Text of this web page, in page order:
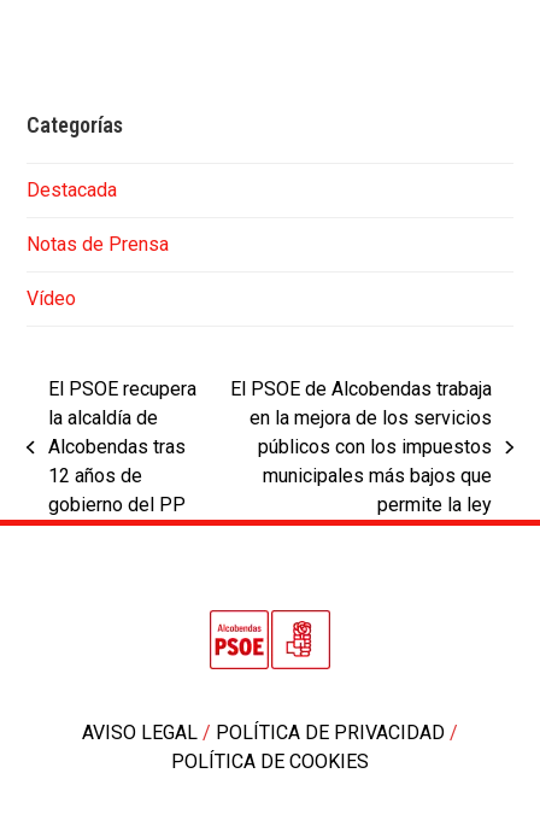
Categorías
Destacada
Notas de Prensa
Vídeo
previous
post:
El PSOE recupera
la alcaldía de
Alcobendas tras
12 años de
gobierno del PP
next
post:
El PSOE de Alcobendas trabaja
en la mejora de los servicios
públicos con los impuestos
municipales más bajos que
permite la ley
AVISO LEGAL / POLÍTICA DE PRIVACIDAD /
POLÍTICA DE COOKIES